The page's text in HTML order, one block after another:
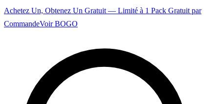
Achetez Un, Obtenez Un Gratuit — Limité à 1 Pack Gratuit par
CommandeVoir BOGO